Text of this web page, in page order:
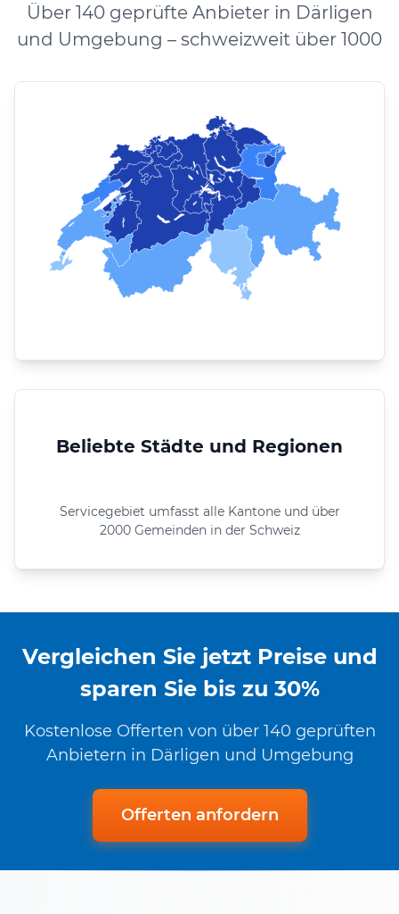
Über 140 geprüfte Anbieter in Därligen
und Umgebung – schweizweit über 1000
Beliebte Städte und Regionen
Servicegebiet umfasst alle Kantone und über
2000 Gemeinden in der Schweiz
Vergleichen Sie jetzt Preise und
sparen Sie bis zu 30%
Kostenlose Offerten von über 140 geprüften
Anbietern in Därligen und Umgebung
Offerten anfordern